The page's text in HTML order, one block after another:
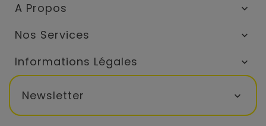
A Propos 
Nos Services 
Informations Légales 
Newsletter 